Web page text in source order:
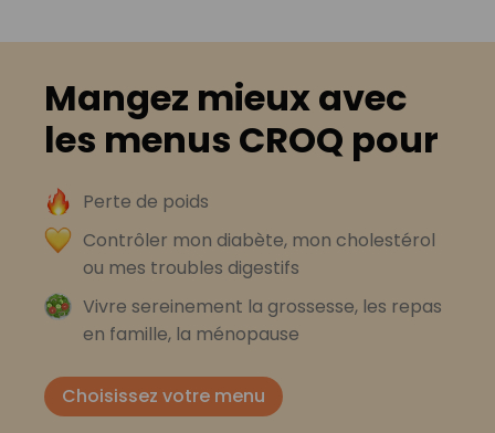
Mangez mieux avec
les menus CROQ pour
Perte de poids
Contrôler mon diabète, mon cholestérol
ou mes troubles digestifs
Vivre sereinement la grossesse, les repas
en famille, la ménopause
Choisissez votre menu